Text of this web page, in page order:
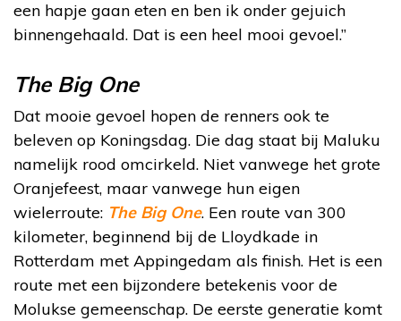
een hapje gaan eten en ben ik onder gejuich
binnengehaald. Dat is een heel mooi gevoel.”
The Big One
Dat mooie gevoel hopen de renners ook te
beleven op Koningsdag. Die dag staat bij Maluku
namelijk rood omcirkeld. Niet vanwege het grote
Oranjefeest, maar vanwege hun eigen
wielerroute: The Big One. Een route van 300
kilometer, beginnend bij de Lloydkade in
Rotterdam met Appingedam als finish. Het is een
route met een bijzondere betekenis voor de
Molukse gemeenschap. De eerste generatie komt